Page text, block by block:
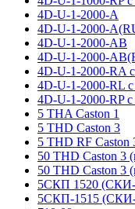
4D-U-1-2000-A
4D-U-1-2000-
4D-U-1-2000-AB
4D-U-1-2000-
4D-U-1-2000-RA
4D-U-1-2000-RL
4D-U-1-2000-RP
5 THA Caston 1
5 THD Caston 3
5 THD RF Caston
50 THD Caston 3
50 THD Caston 3
5СКП 1520
5СКП-1515